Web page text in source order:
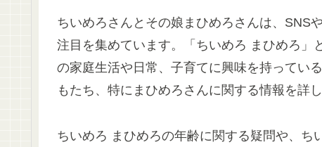
ちいめろさんとその娘まひめろさんは、SNS
注目を集めています。「ちいめろ まひめろ」
の家庭生活や日常、子育てに興味を持ってい
もたち、特にまひめろさんに関する情報を詳
ちいめろ まひめろの年齢に関する疑問や、ち